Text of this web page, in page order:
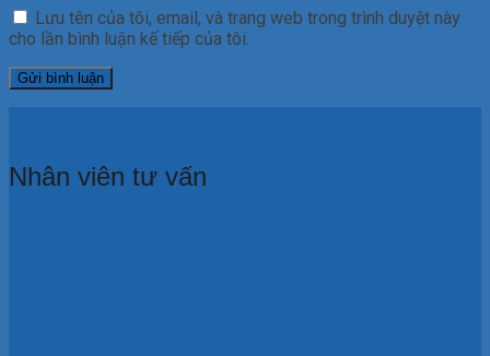
Lưu tên của tôi, email, và trang web trong trình duyệt này
cho lần bình luận kế tiếp của tôi.
Nhân viên tư vấn